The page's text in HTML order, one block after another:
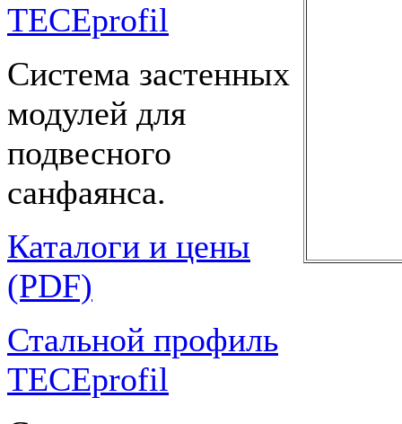
TECEprofil
Система застенных
модулей для
подвесного
санфаянса.
Каталоги и цены
(PDF)
Стальной профиль
TECEprofil